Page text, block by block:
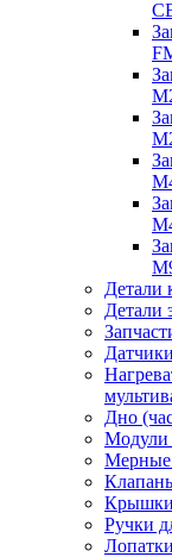
Детали
Детали
Дно
Модули
Мерные
Крышки
Ручки